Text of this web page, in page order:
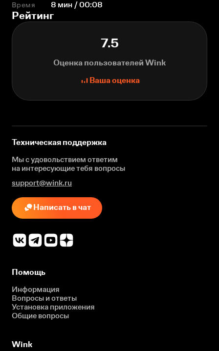
Время 8 мин / 00:08
Рейтинг
7.5
Оценка пользователей Wink
Ваша оценка
Техническая поддержка
Мы с удовольствием ответим
на интересующиетебя вопросы
support@wink.ru
Написать в чат
Помощь
Информация
Вопросы и ответы
Установка приложения
Общие вопросы
Wink